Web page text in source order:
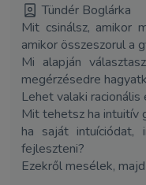
Tündér Boglárka
Mit csinálsz, amikor
amikor összeszorul a
Mi alapján
megérzésedre
Lehet valaki
Mit tehetsz ha intuitív
ha saját intuíciódat,
fejleszteni?
Ezekről mesélek,